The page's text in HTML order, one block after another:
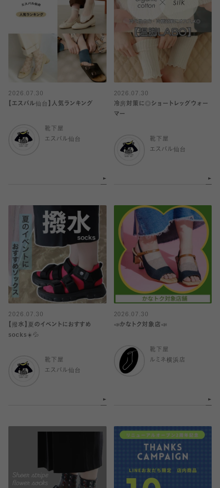
2026.07.30
【エスパル仙台】人気ランキング
靴下屋
エスパル仙台
2026.07.30
冷房対策に◎ショートレッグウォー
マー
靴下屋
エスパル仙台
2026.07.30
【撥水】夏のイベントにおすすめ
socks☀️💦
靴下屋
エスパル仙台
2026.07.30
📣かなトク対象店📣
靴下屋
ルミネ横浜店